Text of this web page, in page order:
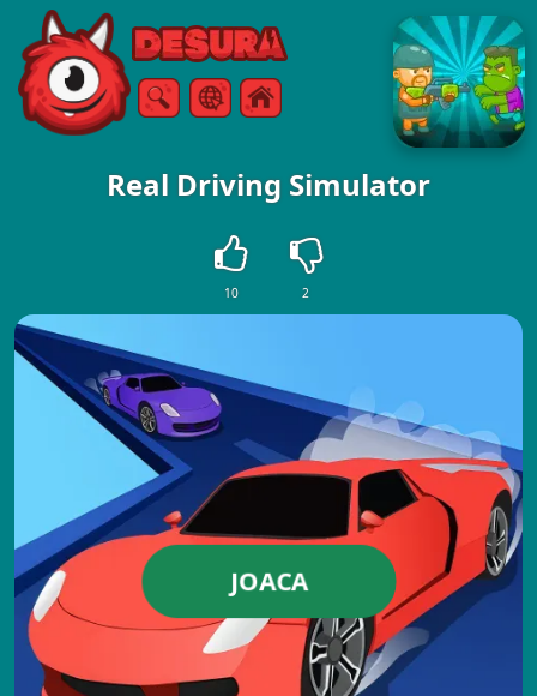
Free Online Games
CăutareMeniul
Real Driving Simulator
10 2
JOACA